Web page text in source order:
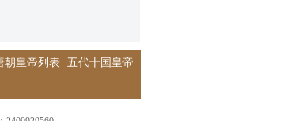
朝皇帝列表
五代十国皇帝